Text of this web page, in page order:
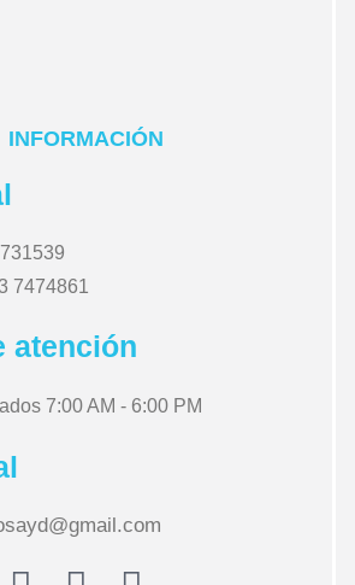
INFORMACIÓN
7474861
atención
7:00 AM - 6:00 PM